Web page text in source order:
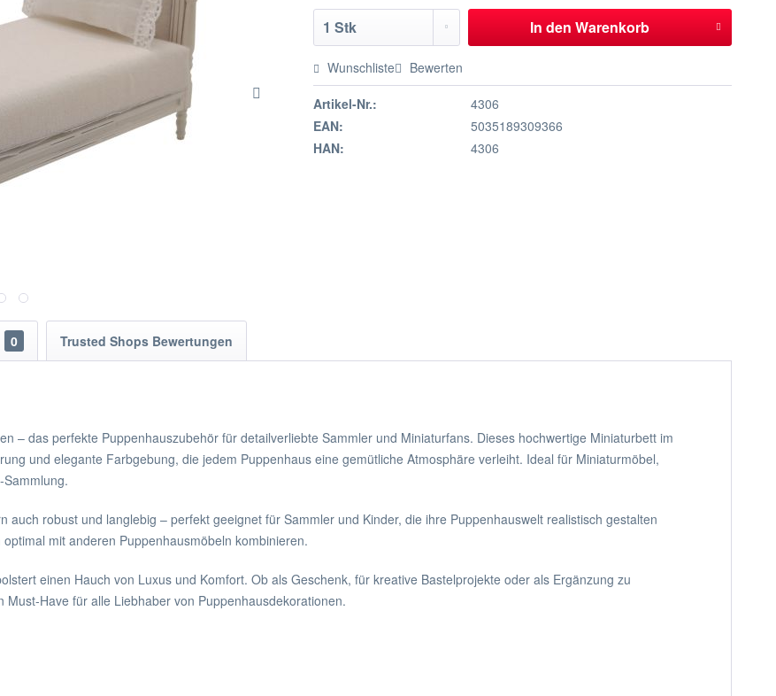
In den Warenkorb
Wunschliste Bewerten
Artikel-Nr.:
4306
EAN:
5035189309366
HAN:
4306
0 Trusted Shops Bewertungen
– das perfekte Puppenhauszubehör für detailverliebte Sammler und Miniaturfans. Dieses hochwertige Miniaturbett im
und elegante Farbgebung, die jedem Puppenhaus eine gemütliche Atmosphäre verleiht. Ideal für Miniaturmöbel,
robust und langlebig – perfekt geeignet für Sammler und Kinder, die ihre Puppenhauswelt realistisch gestalten
mit anderen Puppenhausmöbeln kombinieren.
einen Hauch von Luxus und Komfort. Ob als Geschenk, für kreative Bastelprojekte oder als Ergänzung zu
Have für alle Liebhaber von Puppenhausdekorationen.